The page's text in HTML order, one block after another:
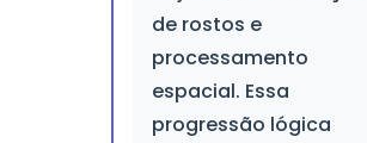
de rostos e
processamento
espacial. Essa
progressão lógica